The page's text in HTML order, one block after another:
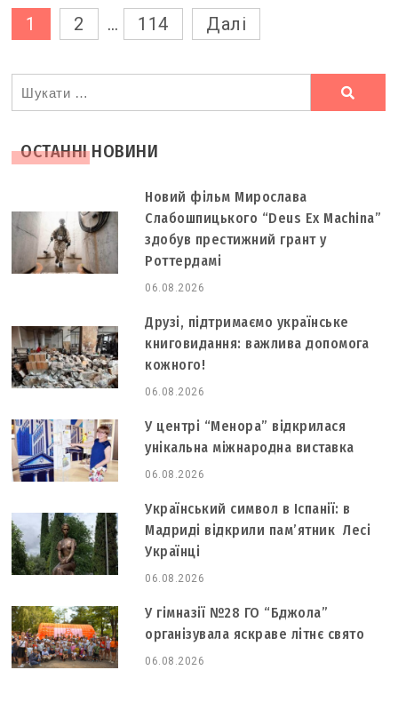
Пагінація
1 2 … 114 Далі
Ви
шукали
ОСТАННІ НОВИНИ
Новий фільм Мирослава
Слабошпицького “Deus Ex Machina”
здобув престижний грант у
Роттердамі
06.08.2026
Друзі, підтримаємо українське
книговидання: важлива допомога
кожного!
06.08.2026
У центрі “Менора” відкрилася
унікальна міжнародна виставка
06.08.2026
Український символ в Іспанії: в
Мадриді відкрили пам’ятник Лесі
Українці
06.08.2026
У гімназії №28 ГО “Бджола”
організувала яскраве літнє свято
06.08.2026